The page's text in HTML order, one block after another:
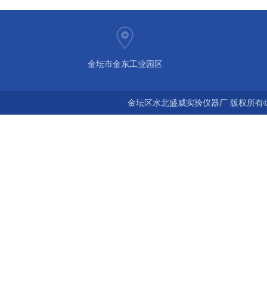
金坛市金东工业园区
金坛区水北盛威实验仪器厂 版权所